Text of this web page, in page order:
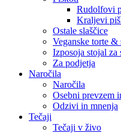
Rudolfovi
Kraljevi
Ostale slaščice
Veganske torte &
Izposoja stojal za
Za podjetja
Naročila
Naročila
Osebni prevzem
Odzivi in mnenja
Tečaji
Tečaji v živo